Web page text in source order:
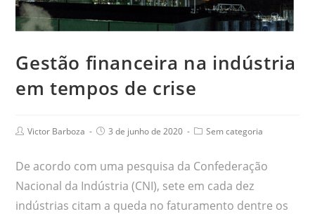
Gestão financeira na indústria
em tempos de crise
Victor Barboza 3 de junho de 2020 Sem categoria
De acordo com uma pesquisa da Confederação
Nacional da Indústria (CNI), sete em cada dez
indústrias citam a queda no faturamento dentre os